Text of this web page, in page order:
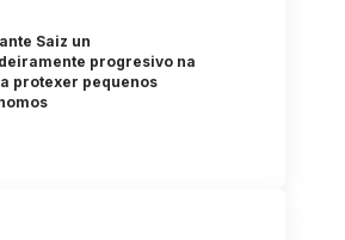
Saiz un
progresivo na
protexer pequenos